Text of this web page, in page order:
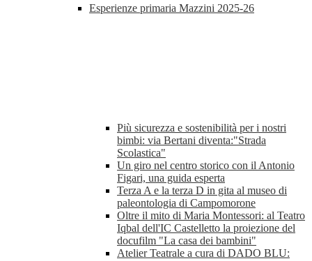
Esperienze primaria Mazzini 2025-26
Più sicurezza e sostenibilità per i nostri
bimbi: via Bertani diventa:"Strada
Scolastica"
Un giro nel centro storico con il Antonio
Figari, una guida esperta
Terza A e la terza D in gita al museo di
paleontologia di Campomorone
Oltre il mito di Maria Montessori: al Teatro
Iqbal dell'IC Castelletto la proiezione del
docufilm "La casa dei bambini"
Atelier Teatrale a cura di DADO BLU: